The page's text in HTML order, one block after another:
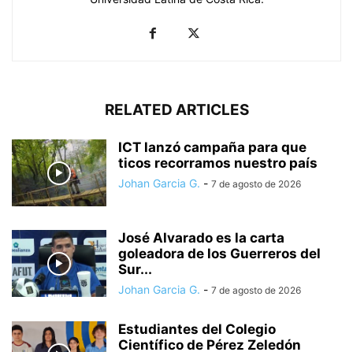
RELATED ARTICLES
ICT lanzó campaña para que
ticos recorramos nuestro país
Johan Garcia G. - 7 de agosto de 2026
José Alvarado es la carta
goleadora de los Guerreros del
Sur...
Johan Garcia G. - 7 de agosto de 2026
Estudiantes del Colegio
Científico de Pérez Zeledón